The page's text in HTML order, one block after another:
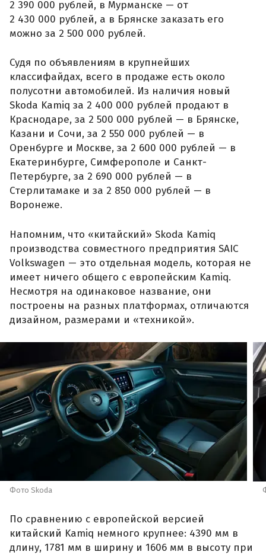
2 390 000 рублей, в Мурманске — от
2 430 000 рублей, а в Брянске заказать его
можно за 2 500 000 рублей.
Судя по объявлениям в крупнейших
классифайдах, всего в продаже есть около
полусотни автомобилей. Из наличия новый
Skoda Kamiq за 2 400 000 рублей продают в
Краснодаре, за 2 500 000 рублей — в Брянске,
Казани и Сочи, за 2 550 000 рублей — в
Оренбурге и Москве, за 2 600 000 рублей — в
Екатеринбурге, Симферополе и Санкт-
Петербурге, за 2 690 000 рублей — в
Стерлитамаке и за 2 850 000 рублей — в
Воронеже.
Напомним, что «китайский» Skoda Kamiq
производства совместного предприятия SAIC
Volkswagen — это отдельная модель, которая не
имеет ничего общего с европейским Kamiq.
Несмотря на одинаковое название, они
построены на разных платформах, отличаются
дизайном, размерами и «техникой».
Фото Skoda
По сравнению с европейской версией
китайский Kamiq немного крупнее: 4390 мм в
длину, 1781 мм в ширину и 1606 мм в высоту при